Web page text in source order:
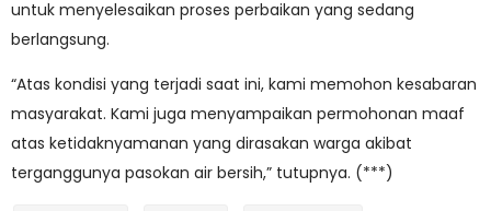
untuk menyelesaikan proses perbaikan yang sedang
berlangsung.
“Atas kondisi yang terjadi saat ini, kami memohon kesabaran
masyarakat. Kami juga menyampaikan permohonan maaf
atas ketidaknyamanan yang dirasakan warga akibat
terganggunya pasokan air bersih,” tutupnya. (***)